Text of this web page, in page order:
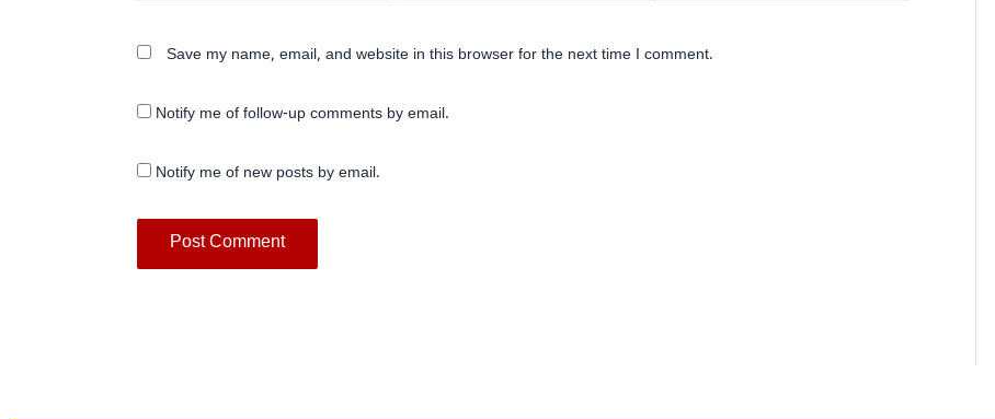
Save my name, email, and website in this browser for the next time I comment.
Notify me of follow-up comments by email.
Notify me of new posts by email.